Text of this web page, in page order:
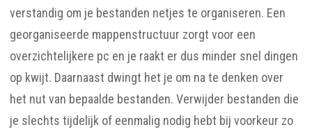
verstandig om je bestanden netjes te organiseren. Een
georganiseerde mappenstructuur zorgt voor een
overzichtelijkere pc en je raakt er dus minder snel dingen
op kwijt. Daarnaast dwingt het je om na te denken over
het nut van bepaalde bestanden. Verwijder bestanden die
je slechts tijdelijk of eenmalig nodig hebt bij voorkeur zo